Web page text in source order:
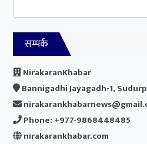
सम्पर्क
NirakaranKhabar
Bannigadhi Jayagadh-1,
Phone: +977-9868448485
nirakarankhabar.com